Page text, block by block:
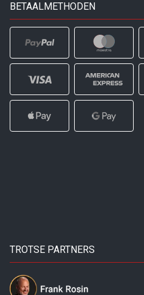
BETAALMETHODEN
TROTSE PARTNERS